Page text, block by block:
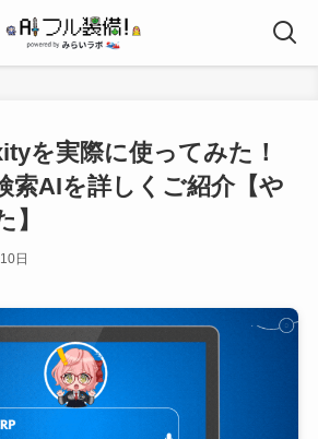
を実際に使ってみた！
索AIを詳しくご紹介【や
】
日